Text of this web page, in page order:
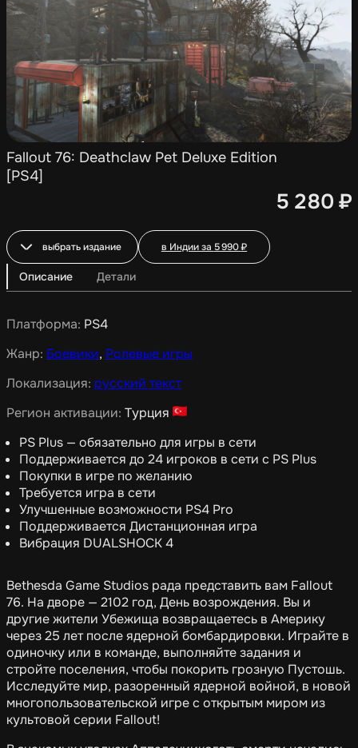
Fallout 76: Deathclaw Pet Deluxe Edition
[PS4]
5 280 ₽
выбрать издание в Индии за 5 990₽
Описание Детали
Платформа: PS4
Жанр: Боевики, Ролевые игры
Локализация: русский текст
Регион активации: Турция
PS Plus — обязательно для игры в сети
Поддерживается до 24 игроков в сети с PS Plus
Покупки в игре по желанию
Требуется игра в сети
Улучшенные возможности PS4 Pro
Поддерживается Дистанционная игра
Вибрация DUALSHOCK 4
Bethesda Game Studios рада представить вам Fallout
76. На дворе — 2102 год, День возрождения. Вы и
другие жители Убежища возвращаетесь в Америку
через 25 лет после ядерной бомбардировки. Играйте в
одиночку или в команде, выполняйте задания и
стройте поселения, чтобы покорить грозную Пустошь.
Исследуйте мир, разоренный ядерной войной, в новой
многопользовательской игре с открытым миром из
культовой серии Fallout!